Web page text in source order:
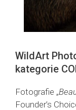
WildArt
kategorie
Fotografie „
Founder’s